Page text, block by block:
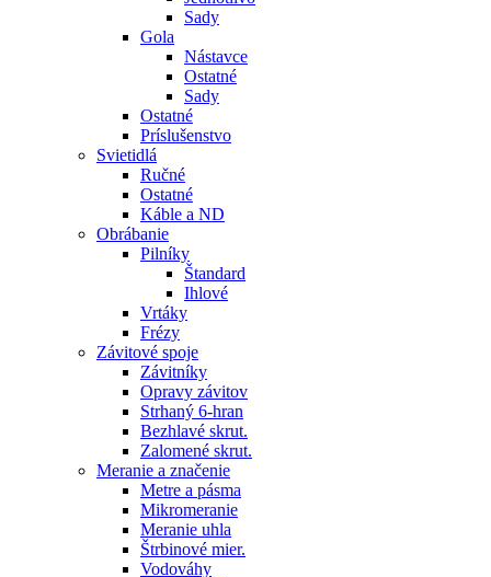
Sady
Gola
Nástavce
Ostatné
Sady
Ostatné
Príslušenstvo
Svietidlá
Ručné
Ostatné
Káble a ND
Obrábanie
Pilníky
Štandard
Ihlové
Vrtáky
Frézy
Závitové spoje
Závitníky
Opravy závitov
Strhaný 6-hran
Bezhlavé skrut.
Zalomené skrut.
Meranie a značenie
Metre a pásma
Mikromeranie
Meranie uhla
Štrbinové mier.
Vodováhy